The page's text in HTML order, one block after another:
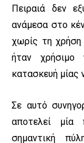
Πειραιά δεν
ανάμεσα στο
χωρίς τη χρήση
ήταν χρήσιμο
κατασκευή μίας
Σε αυτό
αποτελεί μία
σημαντική